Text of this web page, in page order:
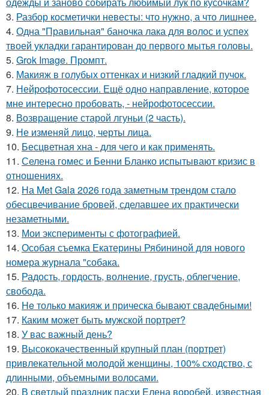
3. Разбор косметички невесты: что нужно, а что лишнее.
4. Одна "Правильная" баночка лака для волос и успех
твоей укладки гарантирован до первого мытья головы.
5. Grok Image. Промпт.
6. Макияж в голубых оттенках и низкий гладкий пучок.
7. Нейрофотосессии. Ещё одно направление, которое
мне интересно пробовать, - нейрофотосессии.
8. Возвращение старой лгуньи (2 часть).
9. Не изменяй лицо, черты лица.
10. Бесцветная хна - для чего и как применять.
11. Селена гомес и Бенни Бланко испытывают кризис в
отношениях.
12. На Met Gala 2026 года заметным трендом стало
обесцвечивание бровей, сделавшее их практически
незаметными.
13. Мои эксперименты с фотографией.
14. Особая съемка Екатерины Рябининой для нового
номера журнала "собака.
15. Радость, гордость, волнение, грусть, облегчение,
свобода.
16. He только макияж и прическа бывают свадебными!
17. Каким может быть мужской портрет?
18. У вас важный день?
19. Высококачественный крупный план (портрет)
привлекательной молодой женщины, 100% сходство, с
длинными, объемными волосами.
20. В свeтлый праздник пасxи Eлена воробей, известная